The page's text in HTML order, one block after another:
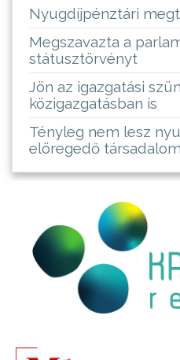
Nyugdíjpénztári
Megszavazta a
státusztörvényt
Jön az igazgatási
közigazgatásban is
Tényleg nem lesz
elöregedő